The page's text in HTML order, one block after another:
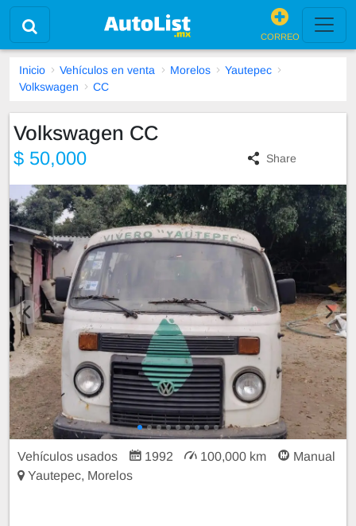
CORREO
Inicio Vehículos en venta Morelos
Yautepec
Volkswagen
CC
Volkswagen CC
$ 50,000 Share
Vehículos usados 1992 100,000 km
Manual
Yautepec, Morelos